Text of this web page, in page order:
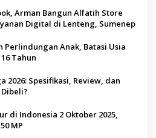
Arman Bangun Alfatih Store
Digital di Lenteng, Sumenep
Perlindungan Anak, Batasi Usia
Tahun
2026: Spesifikasi, Review, dan
di Indonesia 2 Oktober 2025,
MP